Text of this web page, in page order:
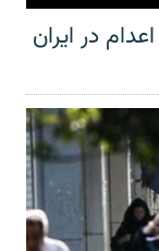
در ایران